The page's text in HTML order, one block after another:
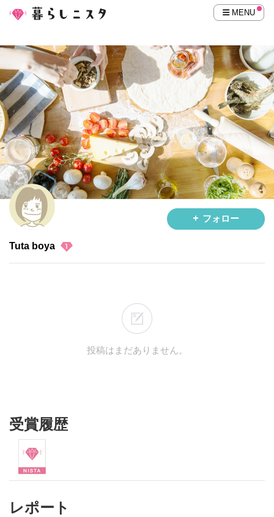
MENU
フォロー
Tuta boya
投稿はまだありません。
受賞履歴
レポート